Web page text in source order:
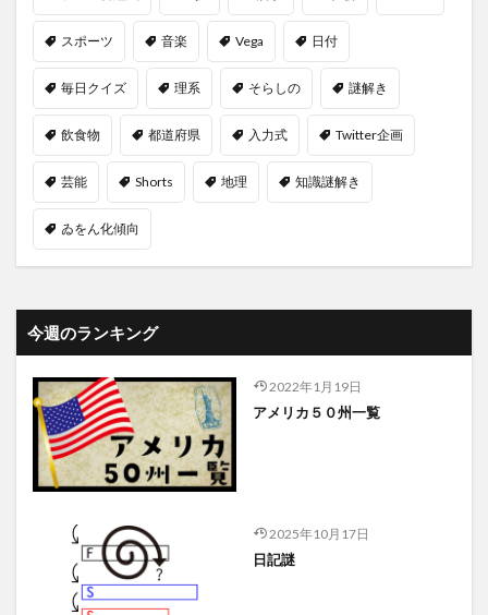
スポーツ 音楽 Vega 日付
毎日クイズ 理系 そらしの 謎解き
飲食物 都道府県 入力式 Twitter企画
芸能 Shorts 地理 知識謎解き
ゐをん化傾向
今週のランキング
2022年1月19日
アメリカ５０州一覧
2025年10月17日
日記謎